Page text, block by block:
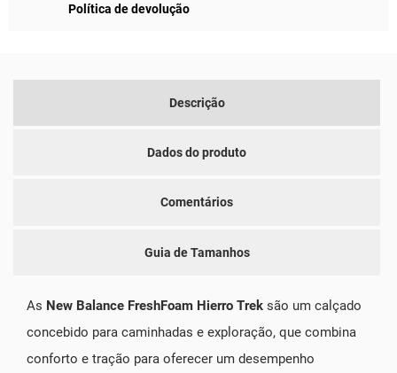
Política de devolução
Descrição
Dados do produto
Comentários
Guia de Tamanhos
As New Balance FreshFoam Hierro Trek são um calçado
concebido para caminhadas e exploração, que combina
conforto e tração para oferecer um desempenho